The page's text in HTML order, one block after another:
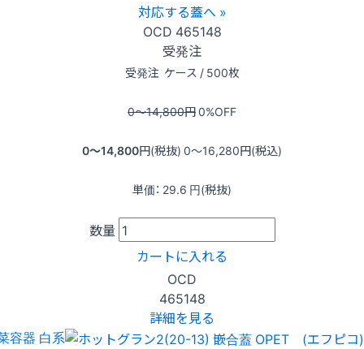
対応する蓋へ »
OCD 465148
受発注
受発注 ケース / 500枚
0〜14,800円0%OFF
0〜14,800円(税抜) 0〜16,280円(税込)
単価： 29.6 円(税抜)
数量
カートに入れる
OCD
465148
詳細を見る
容器 白系